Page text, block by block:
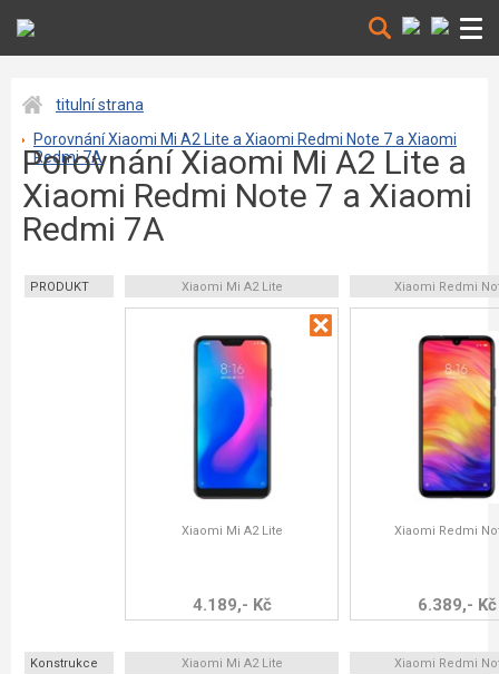
titulní strana
Porovnání Xiaomi Mi A2 Lite a Xiaomi Redmi Note 7 a Xiaomi
Redmi 7A
Porovnání Xiaomi Mi A2 Lite a
Xiaomi Redmi Note 7 a Xiaomi
Redmi 7A
PRODUKT Xiaomi Mi A2 Lite Xiaomi Redmi
Xiaomi Mi A2 Lite
4.189,- Kč
Xiaomi Redmi
6.389,- Kč
Konstrukce Xiaomi Mi A2 Lite
Xiaomi Redmi